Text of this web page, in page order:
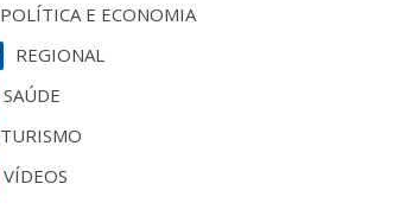
POLÍTICA E ECONOMIA
REGIONAL
SAÚDE
TURISMO
VÍDEOS